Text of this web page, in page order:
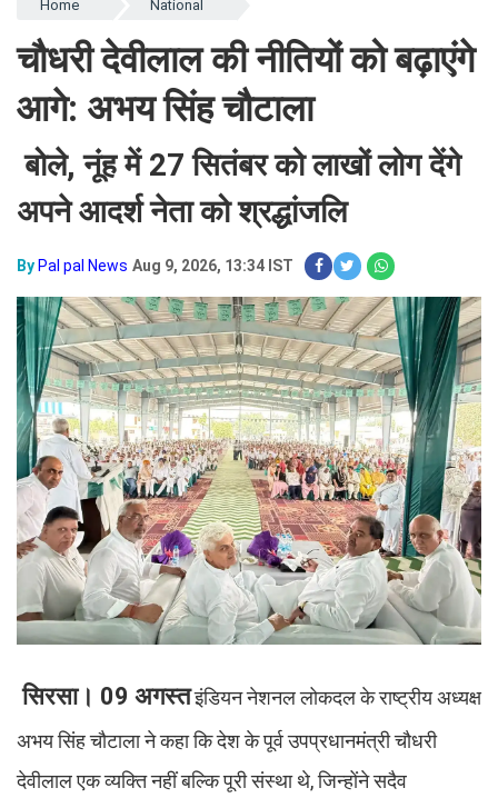
Home National
चौधरी देवीलाल की नीतियों को बढ़ाएंगे
आगे: अभय सिंह चौटाला
बोले, नूंह में 27 सितंबर को लाखों लोग देंगे
अपने आदर्श नेता को श्रद्धांजलि
By Pal pal News Aug 9, 2026, 13:34 IST
सिरसा। 09 अगस्तइंडियन नेशनल लोकदल के राष्ट्रीय अध्यक्ष
अभय सिंह चौटाला ने कहा कि देश के पूर्व उपप्रधानमंत्री चौधरी
देवीलाल एक व्यक्ति नहीं बल्कि पूरी संस्था थे, जिन्होंने सदैव